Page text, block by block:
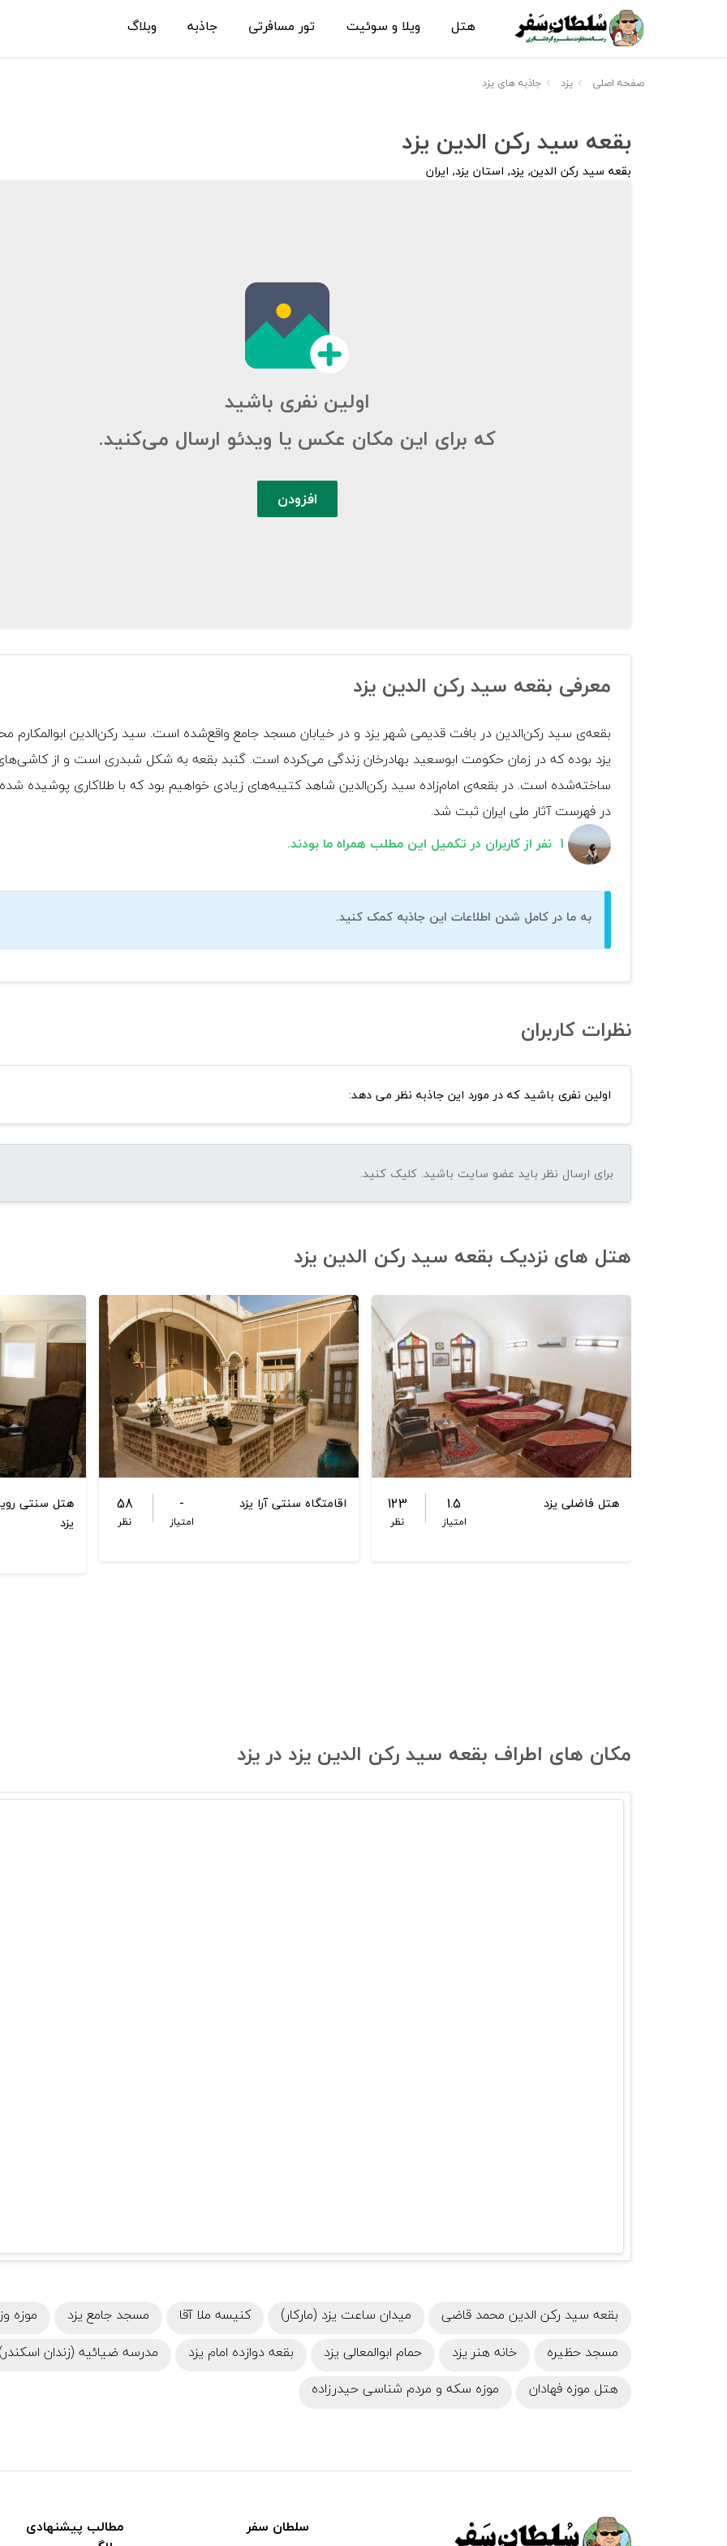
هتل ویلا و سوئیت تور مسافرتی جاذبه وبلاگ
صفحه اصلی یزد جاذبه های یزد
بقعه سید رکن الدین یزد
بقعه سید رکن الدین, یزد, استان یزد, ایران
اولین نفری باشید
که برای این مکان عکس یا ویدئو ارسال می‌کنید.
افزودن
معرفی بقعه سید رکن الدین یزد
بقعه‌ی سید رکن‌الدین در بافت قدیمی شهر یزد و در خیابان مسجد جامع واقع‌شده است. سید رکن‌الدین
یزد بوده که در زمان حکومت ابوسعید بهادرخان زندگی می‌کرده است. گنبد بقعه به شکل شبدری است و از
در فهرست آثار ملی ایران ثبت شد.
به ما در کامل شدن اطلاعات این جاذبه کمک کنید.
نظرات کاربران
اولین نفری باشید که در مورد این جاذبه نظر می دهد:
هتل های نزدیک بقعه سید رکن الدین یزد
هتل فاضلی یزد 1.5
امتیاز
123
نظر
اقامتگاه سنتی آرا يزد -
امتیاز
58
نظر
هتل سنتی
یزد
مکان های اطراف بقعه سید رکن الدین یزد در یزد
بقعه‌ سید رکن‌ الدین محمد قاضی میدان ساعت یزد (مارکار) کنیسه‌ ملا آقا مسجد جامع یزد موزه
مسجد حظیره
خانه هنر یزد حمام ابوالمعالی یزد بقعه دوازده امام یزد مدرسه ضیائیه (زندان اسکندر)
هتل موزه فهادان
موزه سکه و مردم شناسی حیدرزاده
سلطان سفر
مطالب پیشنهادی